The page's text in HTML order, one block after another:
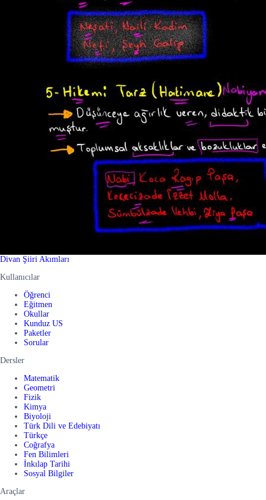
Divan Şiiri Akımları
Kullanıcılar
Öğrenci
Eğitmen
Okullar
Kunduz US
Paketler
Sorular
Dersler
Matematik
Geometri
Fizik
Kimya
Biyoloji
Türk Dili ve Edebiyatı
Türkçe
Coğrafya
Fen Bilimleri
İnkılap Tarihi
Sosyal Bilgiler
Araçlar